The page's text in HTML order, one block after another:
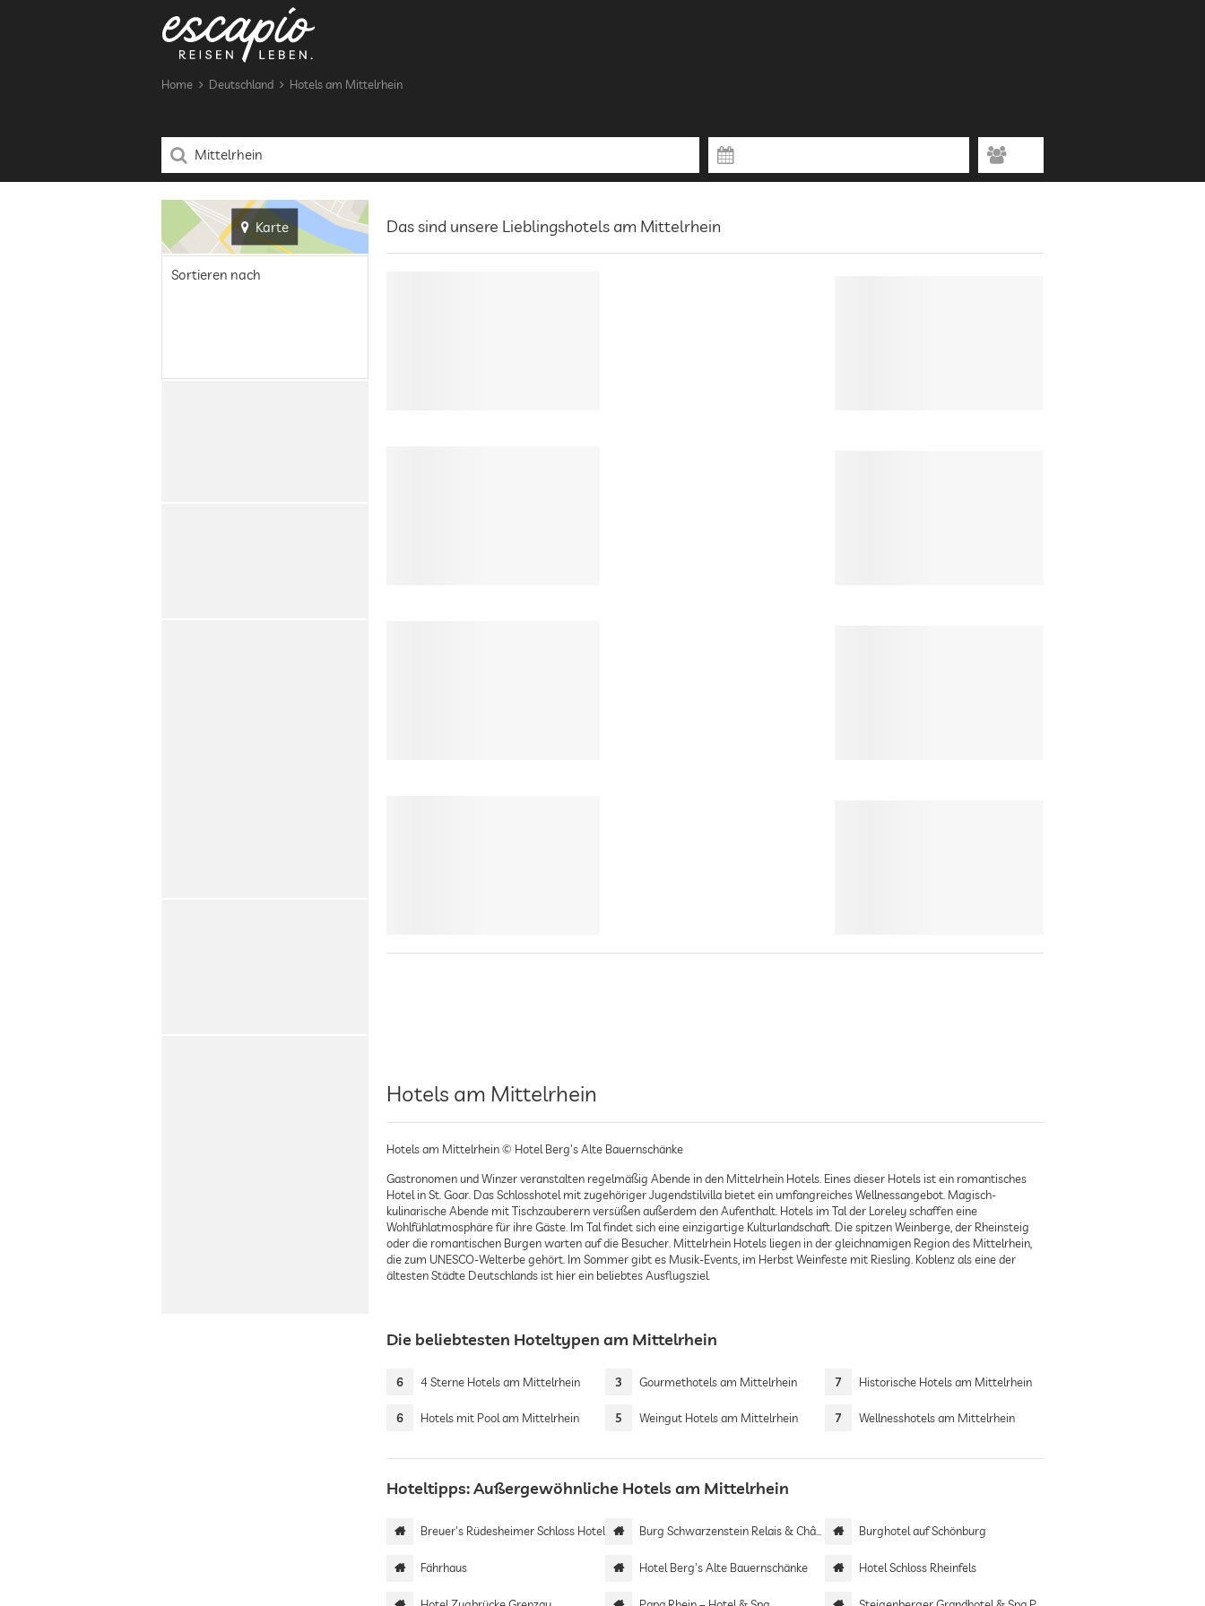
Home Deutschland Hotels am Mittelrhein
Karte Das sind unsere Lieblingshotels am Mittelrhein
Sortieren nach
Hotels am Mittelrhein
Hotels am Mittelrhein © Hotel Berg's Alte Bauernschänke
Gastronomen und Winzer veranstalten regelmäßig Abende in den Mittelrhein Hotels. Eines dieser Hotels ist ein romantisches
Hotel in St. Goar. Das Schlosshotel mit zugehöriger Jugendstilvilla bietet ein umfangreiches Wellnessangebot. Magisch-
kulinarische Abende mit Tischzauberern versüßen außerdem den Aufenthalt. Hotels im Tal der Loreley schaffen eine
Wohlfühlatmosphäre für ihre Gäste. Im Tal findet sich eine einzigartige Kulturlandschaft. Die spitzen Weinberge, der Rheinsteig
oder die romantischen Burgen warten auf die Besucher. Mittelrhein Hotels liegen in der gleichnamigen Region des Mittelrhein,
die zum UNESCO-Welterbe gehört. Im Sommer gibt es Musik-Events, im Herbst Weinfeste mit Riesling. Koblenz als eine der
ältesten Städte Deutschlands ist hier ein beliebtes Ausflugsziel.
Die beliebtesten Hoteltypen am Mittelrhein
6 4 Sterne Hotels am Mittelrhein 3 Gourmethotels am Mittelrhein 7 Historische Hotels am Mittelrhein
6 Hotels mit Pool am Mittelrhein 5 Weingut Hotels am Mittelrhein 7 Wellnesshotels am Mittelrhein
Hoteltipps: Außergewöhnliche Hotels am Mittelrhein
Breuer's Rüdesheimer Schloss Hotel Burg Schwarzenstein Relais & Châteaux Burghotel auf Schönburg
Fährhaus Hotel Berg's Alte Bauernschänke Hotel Schloss Rheinfels